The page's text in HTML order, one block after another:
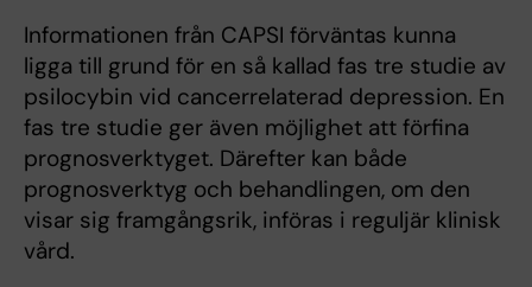
Informationen från CAPSI förväntas kunna
ligga till grund för en så kallad fas tre studie av
psilocybin vid cancerrelaterad depression. En
fas tre studie ger även möjlighet att förfina
prognosverktyget. Därefter kan både
prognosverktyg och behandlingen, om den
visar sig framgångsrik, införas i reguljär klinisk
vård.